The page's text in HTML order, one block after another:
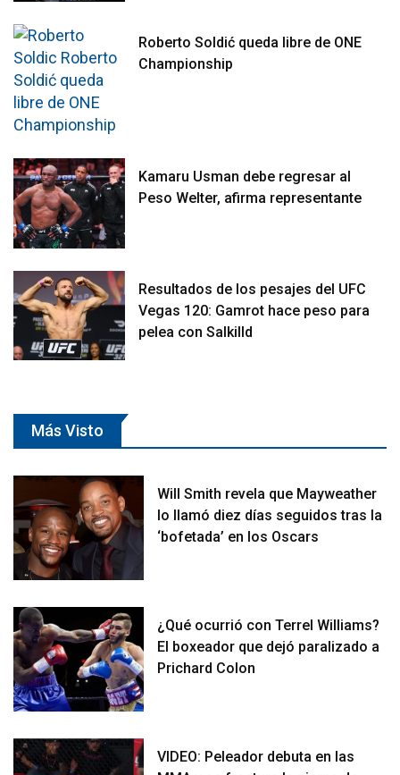
Roberto Soldić queda libre de ONE
Championship
Kamaru Usman debe regresar al
Peso Welter, afirma representante
Resultados de los pesajes del UFC
Vegas 120: Gamrot hace peso para
pelea con Salkilld
Más Visto
Will Smith revela que Mayweather
lo llamó diez días seguidos tras la
‘bofetada’ en los Oscars
¿Qué ocurrió con Terrel Williams?
El boxeador que dejó paralizado a
Prichard Colon
VIDEO: Peleador debuta en las